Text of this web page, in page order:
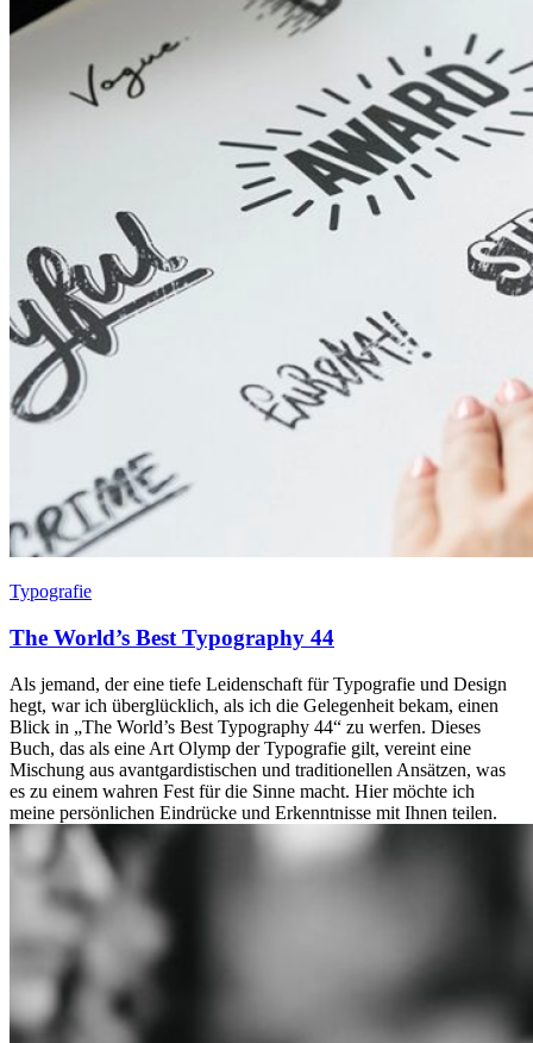
Typografie
The World’s Best Typography 44
Als jemand, der eine tiefe Leidenschaft für Typografie und Design
hegt, war ich überglücklich, als ich die Gelegenheit bekam, einen
Blick in „The World’s Best Typography 44“ zu werfen. Dieses
Buch, das als eine Art Olymp der Typografie gilt, vereint eine
Mischung aus avantgardistischen und traditionellen Ansätzen, was
es zu einem wahren Fest für die Sinne macht. Hier möchte ich
meine persönlichen Eindrücke und Erkenntnisse mit Ihnen teilen.